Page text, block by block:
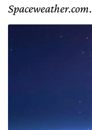
Spaceweather.com.